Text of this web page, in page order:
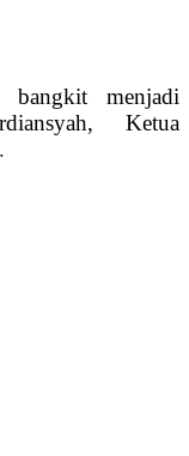
menjadi
Ketua